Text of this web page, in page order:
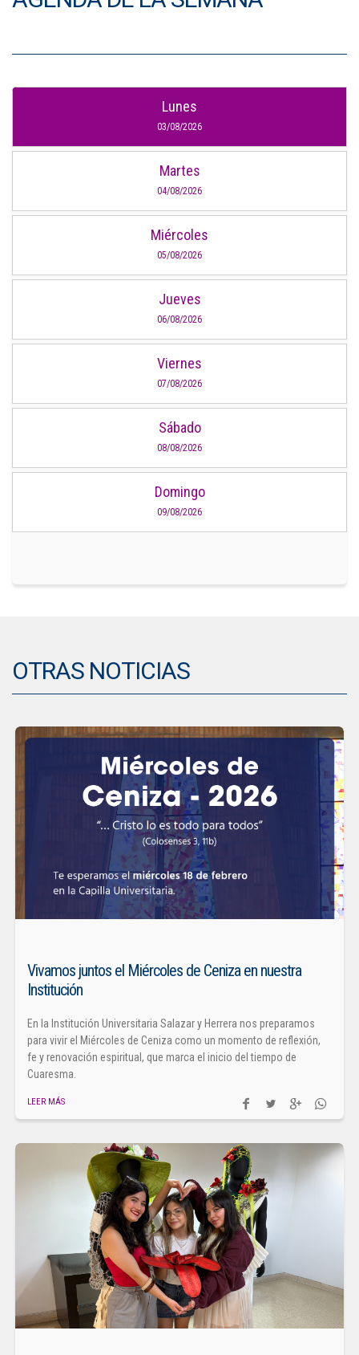
Lunes
03/08/2026
Martes
04/08/2026
Miércoles
05/08/2026
Jueves
06/08/2026
Viernes
07/08/2026
Sábado
08/08/2026
Domingo
09/08/2026
OTRAS NOTICIAS
Vivamos juntos el Miércoles de Ceniza en nuestra
Institución
En la Institución Universitaria Salazar y Herrera nos preparamos
para vivir el Miércoles de Ceniza como un momento de reflexión,
fe y renovación espiritual, que marca el inicio del tiempo de
Cuaresma.
LEER MÁS